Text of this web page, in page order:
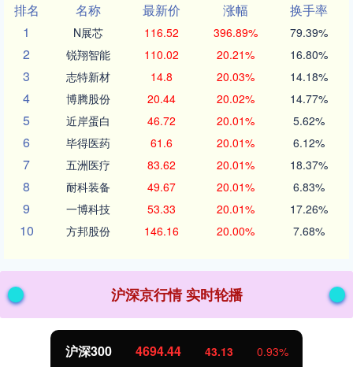
排名
名称 最新价 涨幅
换手率
1
N展芯 116.52 396.89% 79.39%
2 锐翔智能 110.02 20.21% 16.80%
3 志特新材 14.8 20.03% 14.18%
4 博腾股份 20.44 20.02% 14.77%
5 近岸蛋白 46.72 20.01% 5.62%
6 毕得医药 61.6 20.01% 6.12%
7 五洲医疗 83.62 20.01% 18.37%
8 耐科装备 49.67 20.01% 6.83%
9 一博科技 53.33 20.01% 17.26%
10 方邦股份 146.16 20.00% 7.68%
沪深京行情 实时轮播
北证50 1134.24 11.37 1.01%